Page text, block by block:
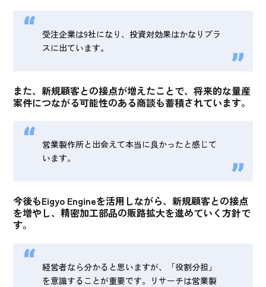
受注企業は9社になり、投資対効果はかなりプラ
スに出ています。
また、新規顧客との接点が増えたことで、将来的な量産
案件につながる可能性のある商談も蓄積されています。
営業製作所と出会えて本当に良かったと感じて
います。
今後もEigyo Engineを活用しながら、新規顧客との接点
を増やし、精密加工部品の販路拡大を進めていく方針で
す。
経営者なら分かると思いますが、「役割分担」
を意識することが重要です。リサーチは営業製